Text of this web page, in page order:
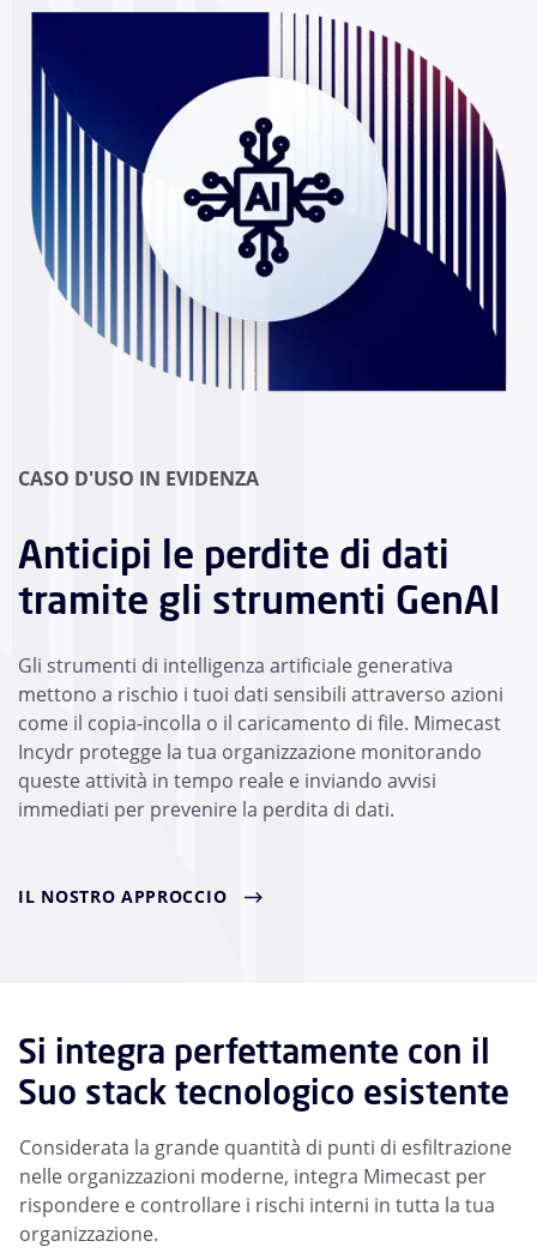
CASO D'USO IN EVIDENZA
Anticipi le perdite di dati
tramite gli strumenti GenAI
Gli strumenti di intelligenza artificiale generativa
mettono a rischio i tuoi dati sensibili attraverso azioni
come il copia-incolla o il caricamento di file. Mimecast
Incydr protegge la tua organizzazione monitorando
queste attività in tempo reale e inviando avvisi
immediati per prevenire la perdita di dati.
IL NOSTRO APPROCCIO
Si integra perfettamente con il
Suo stack tecnologico esistente
Considerata la grande quantità di punti di esfiltrazione
nelle organizzazioni moderne, integra Mimecast per
rispondere e controllare i rischi interni in tutta la tua
organizzazione.